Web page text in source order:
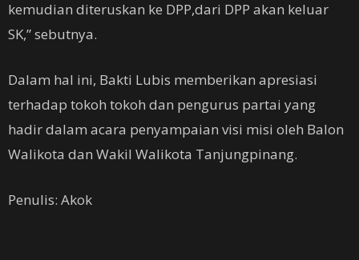
kemudian diteruskan ke DPP,dari DPP akan keluar
SK,” sebutnya.
Dalam hal ini, Bakti Lubis memberikan apresiasi
terhadap tokoh tokoh dan pengurus partai yang
hadir dalam acara penyampaian visi misi oleh Balon
Walikota dan Wakil Walikota Tanjungpinang.
Penulis: Akok